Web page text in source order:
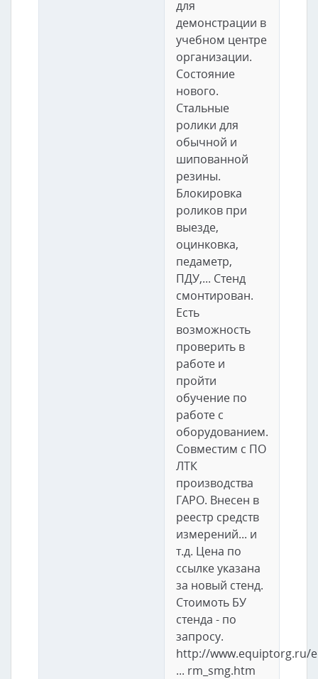
для
демонстрации в
учебном центре
организации.
Состояние
нового.
Стальные
ролики для
обычной и
шипованной
резины.
Блокировка
роликов при
выезде,
оцинковка,
педаметр,
ПДУ,... Стенд
смонтирован.
Есть
возможность
проверить в
работе и
пройти
обучение по
работе с
оборудованием.
Совместим с ПО
ЛТК
производства
ГАРО. Внесен в
реестр средств
измерений... и
т.д. Цена по
ссылке указана
за новый стенд.
Стоимоть БУ
стенда - по
запросу.
http://www.equiptorg.ru/
... rm_smg.htm